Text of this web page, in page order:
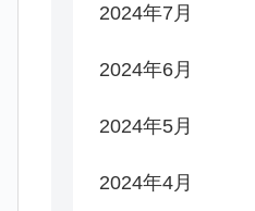
2024年7月
2024年6月
2024年5月
2024年4月